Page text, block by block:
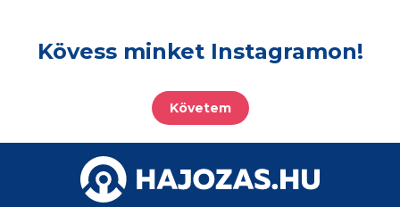
Kövess minket Instagramon!
Követem